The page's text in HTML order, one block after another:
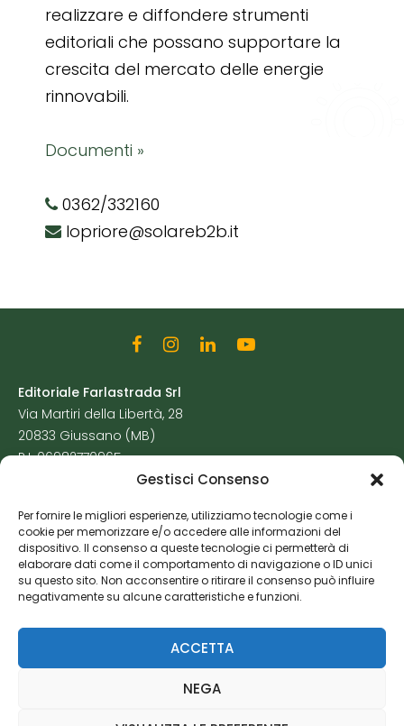
Gestisci Consenso
Per fornire le migliori esperienze, utilizziamo tecnologie come i
cookie per memorizzare e/o accedere alle informazioni del
dispositivo. Il consenso a queste tecnologie ci permetterà di
elaborare dati come il comportamento di navigazione o ID unici
su questo sito. Non acconsentire o ritirare il consenso può influire
negativamente su alcune caratteristiche e funzioni.
ACCETTA
NEGA
realizzare e diffondere strumenti
editoriali che possano supportare la
crescita del mercato delle energie
rinnovabili.
Documenti »
0362/332160
lopriore@solareb2b.it
Editoriale Farlastrada Srl
Via Martiri della Libertà, 28
20833 Giussano (MB)
P.I. 06982770965
Cookie Policy
Risorse Aggiuntive